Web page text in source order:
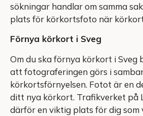
sökningar handlar om samma
plats för körkortsfoto när
Förnya körkort i Sveg
Om du ska förnya körkort i Sveg
att fotograferingen görs i
körkortsförnyelsen. Fotot är en
ditt nya körkort. Trafikverket på
därför en viktig plats för dig som